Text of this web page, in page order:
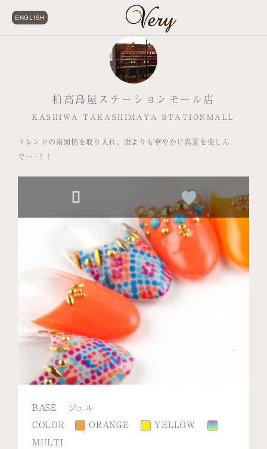
ENGLISH
柏高島屋ステーションモール店
KASHIWA TAKASHIMAYA STATIONMALL
トレンドの南国柄を取り入れ、誰よりも華やかに真夏を楽しん
で･･･！！
BASE
ジェル
COLOR
ORANGE
YELLOW
MULTI
0